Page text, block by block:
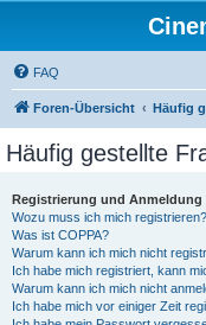
FAQ
Foren-Übersicht Häufig
Häufig gestellte
Registrierung und Anmeldung
Wozu muss ich mich registrieren?
Was ist COPPA?
Warum kann ich mich nicht
Ich habe mich registriert, kann
Warum kann ich mich nicht
Ich habe mich vor einiger Zeit